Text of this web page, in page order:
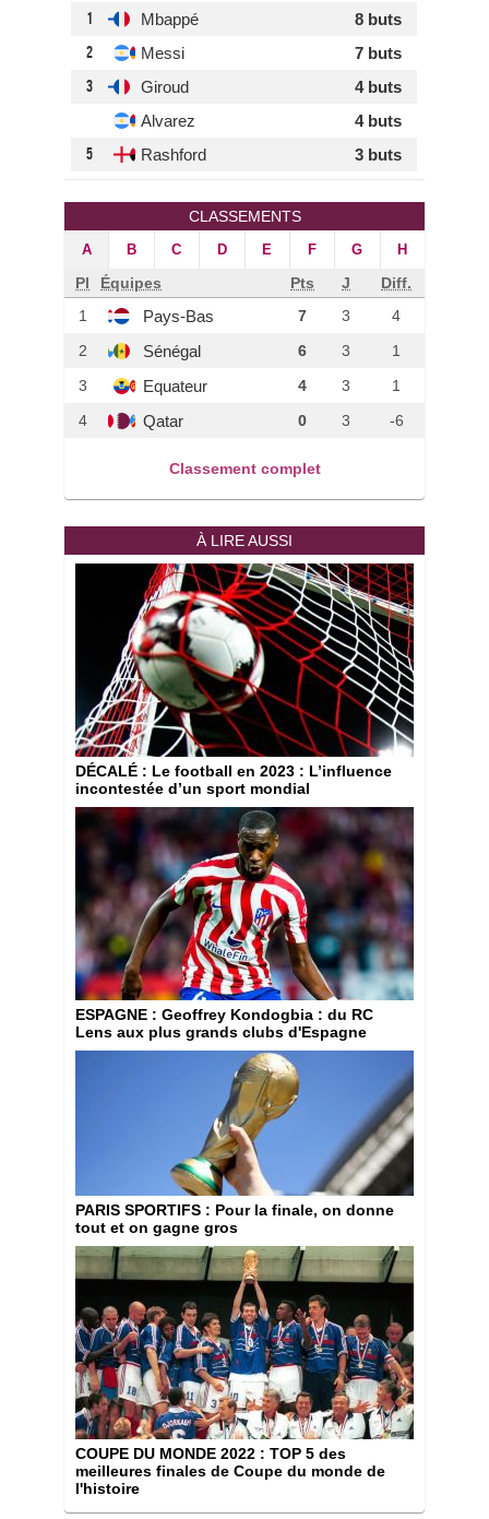
1 Mbappé 8 buts
2 Messi 7 buts
3 Giroud
4 buts
Alvarez
4 buts
5 Rashford 3 buts
CLASSEMENTS
A B C D E F G H
Pl Équipes Pts J
Diff.
1
Pays-Bas 7 3
4
2
Sénégal 6 3
1
3
Equateur 4 3
1
4
Qatar 0 3 -6
Classement complet
À LIRE AUSSI
DÉCALÉ : Le football en 2023 : L’influence
incontestée d’un sport mondial
ESPAGNE : Geoffrey Kondogbia : du RC
Lens aux plus grands clubs d'Espagne
PARIS SPORTIFS : Pour la finale, on donne
tout et on gagne gros
COUPE DU MONDE 2022 : TOP 5 des
meilleures finales de Coupe du monde de
l'histoire